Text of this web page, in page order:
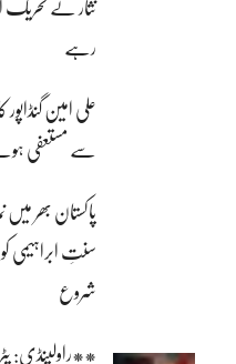
نثار نے
رہے
علی امین گنڈاپور
سے مستعفی
پاکستان بھر میں
سنتِ ابراہیمی کو
شروع
**راولپنڈی: